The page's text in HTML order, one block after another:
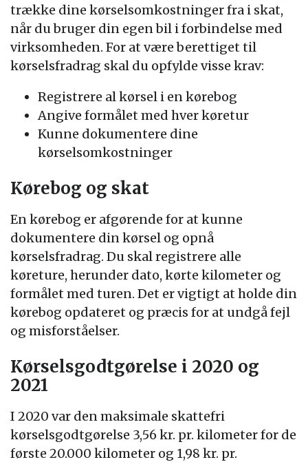
trække dine kørselsomkostninger fra i skat,
når du bruger din egen bil i forbindelse med
virksomheden. For at være berettiget til
kørselsfradrag skal du opfylde visse krav:
Registrere al kørsel i en kørebog
Angive formålet med hver køretur
Kunne dokumentere dine
kørselsomkostninger
Kørebog og skat
En kørebog er afgørende for at kunne
dokumentere din kørsel og opnå
kørselsfradrag. Du skal registrere alle
køreture, herunder dato, kørte kilometer og
formålet med turen. Det er vigtigt at holde din
kørebog opdateret og præcis for at undgå fejl
og misforståelser.
Kørselsgodtgørelse i 2020 og
2021
I 2020 var den maksimale skattefri
kørselsgodtgørelse 3,56 kr. pr. kilometer for de
første 20.000 kilometer og 1,98 kr. pr.